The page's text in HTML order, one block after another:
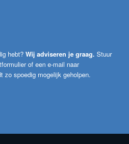
hebt? Wij adviseren je graag. Stuur
of een e-mail naar
zo spoedig mogelijk geholpen.